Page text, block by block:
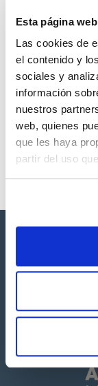
Esta página
Las cookies de
el contenido y
sociales y
información
nuestros
web, quienes
que les haya
partir del uso
descargas
productos
listos para